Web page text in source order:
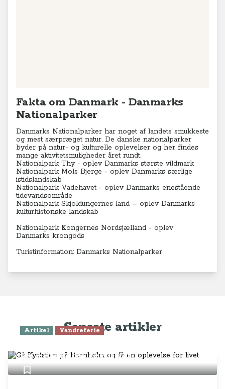
Fakta om Danmark - Danmarks
Nationalparker
Danmarks Nationalparker har noget af landets smukkeste
og mest særpræget natur. De danske nationalparker
byder på natur- og kulturelle oplevelser og her findes
mange aktivitetsmuligheder året rundt.
Nationalpark Thy - oplev Danmarks største vildmark
Nationalpark Mols Bjerge - oplev Danmarks særlige
istidslandskab
Nationalpark Vadehavet - oplev Danmarks enestående
tidevandsområde
Nationalpark Skjoldungernes land – oplev Danmarks
kulturhistoriske landskab
Nationalpark Kongernes Nordsjælland - oplev
Danmarks krongods
Turistinformation: Danmarks Nationalparker
Seneste artikler
Artikel Vandreferie
en oplevelse for livet